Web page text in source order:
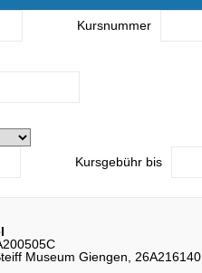
Kursnummer
Kursgebühr bis
Museum Giengen, 26A216140